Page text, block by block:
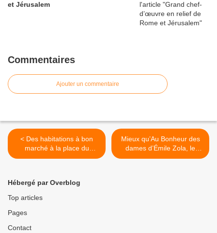
et Jérusalem
Commentaires
Ajouter un commentaire
< Des habitations à bon
marché à la place du
vélodrome
Mieux qu’Au Bonheur des
dames d’Émile Zola, le
Paradis des dames de Max
Hébergé par Overblog
Top articles
Pages
Contact